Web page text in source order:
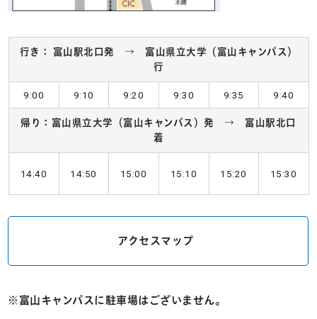
行き： 富山駅北口発 → 富山県立大学（富山キャンパス）
行
9:00 9:10 9:20 9:30 9:35 9:40
帰り：富山県立大学（富山キャンパス）発 → 富山駅北口
着
14:40 14:50 15:00 15:10 15:20 15:30
アクセスマップ
※富山キャンパスに駐車場はございません。